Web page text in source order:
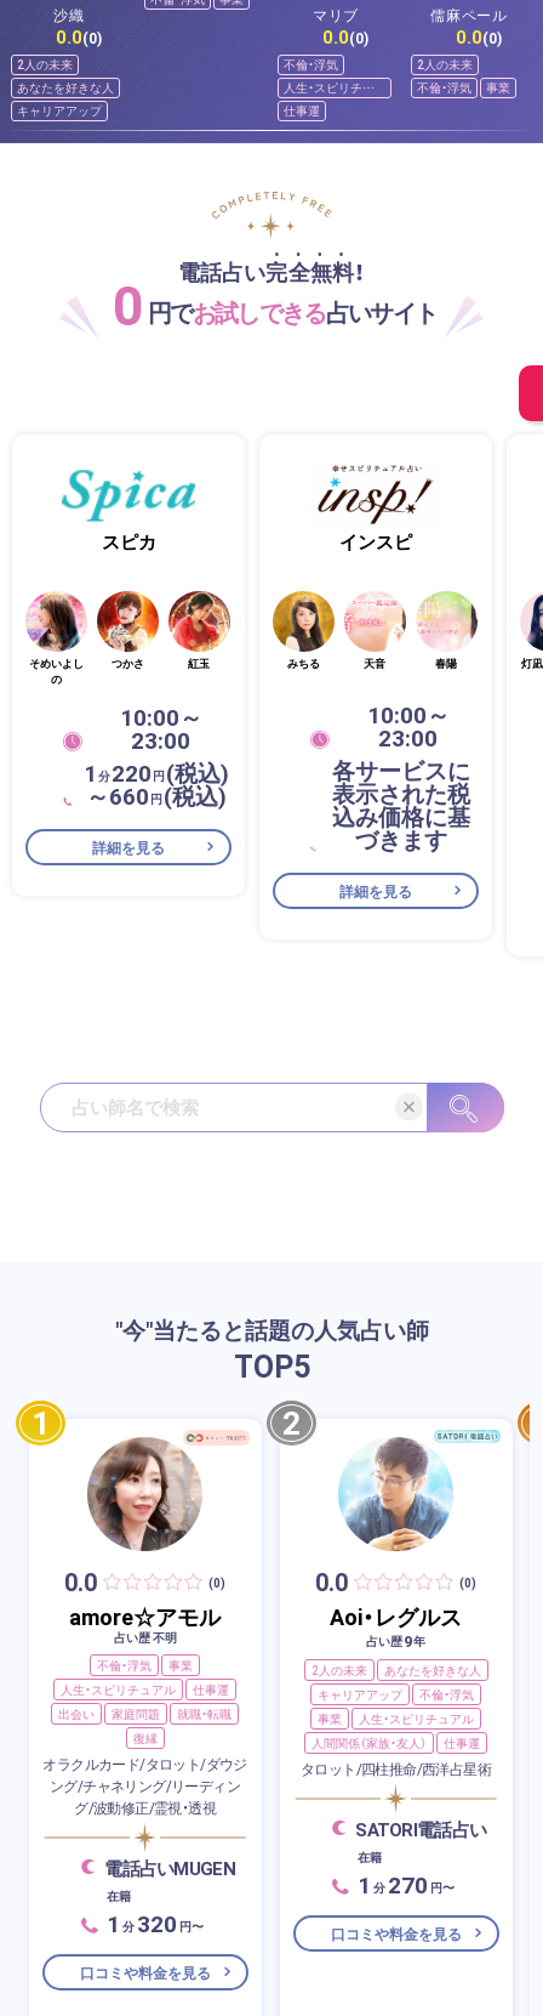
沙織
0.0(0)
2人の未来
あなたを好きな人
キャリアアップ
マリブ
0.0(0)
不倫・浮気
人生・スピリチュ
アル
仕事運
儒麻ペール
0.0(0)
2人の未来
不倫・浮気
事業
電話占い完全無料！
0 円でお試しできる占いサイト
スピカ
そめいよし
の
つかさ 紅玉
10:00～
23:00
1 分220 円(税込)
～660 円(税込)
詳細を見る
インスピ
みちる 天音 春陽
10:00～
23:00
各サービスに
表示された税
込み価格に基
づきます
詳細を見る
灯
"今"当たると話題の人気占い師
TOP5
1
0.0 (0)
amore☆アモル
占い歴 不明
不倫・浮気
事業
人生・スピリチュアル
仕事運
出会い
家庭問題
就職・転職
復縁
オラクルカード/タロット/ダウジ
ング/チャネリング/リーディン
グ/波動修正/霊視・透視
電話占いMUGEN
在籍
1 分 320 円〜
口コミや料金を見る
2
0.0 (0)
Aoi・レグルス
占い歴9年
2人の未来
あなたを好きな人
キャリアアップ
不倫・浮気
事業
人生・スピリチュアル
人間関係（家族・友人）
仕事運
タロット/四柱推命/西洋占星術
SATORI電話占い
在籍
1 分 270 円〜
口コミや料金を見る